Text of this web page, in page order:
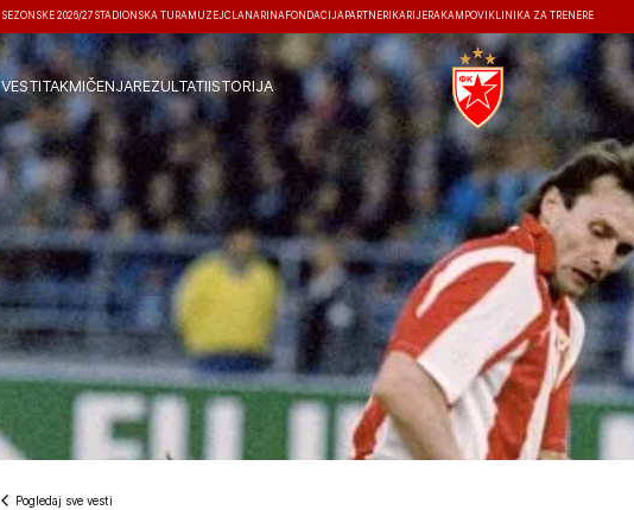
SEZONSKE 2026/27 STADIONSKA TURA MUZEJČLANARINA FONDACIJA PARTNERI KARIJERA KAMPOVI KLINIKA ZA TRENERE
VESTITAKMIČENJAREZULTATIISTORIJA
Pogledaj sve vesti